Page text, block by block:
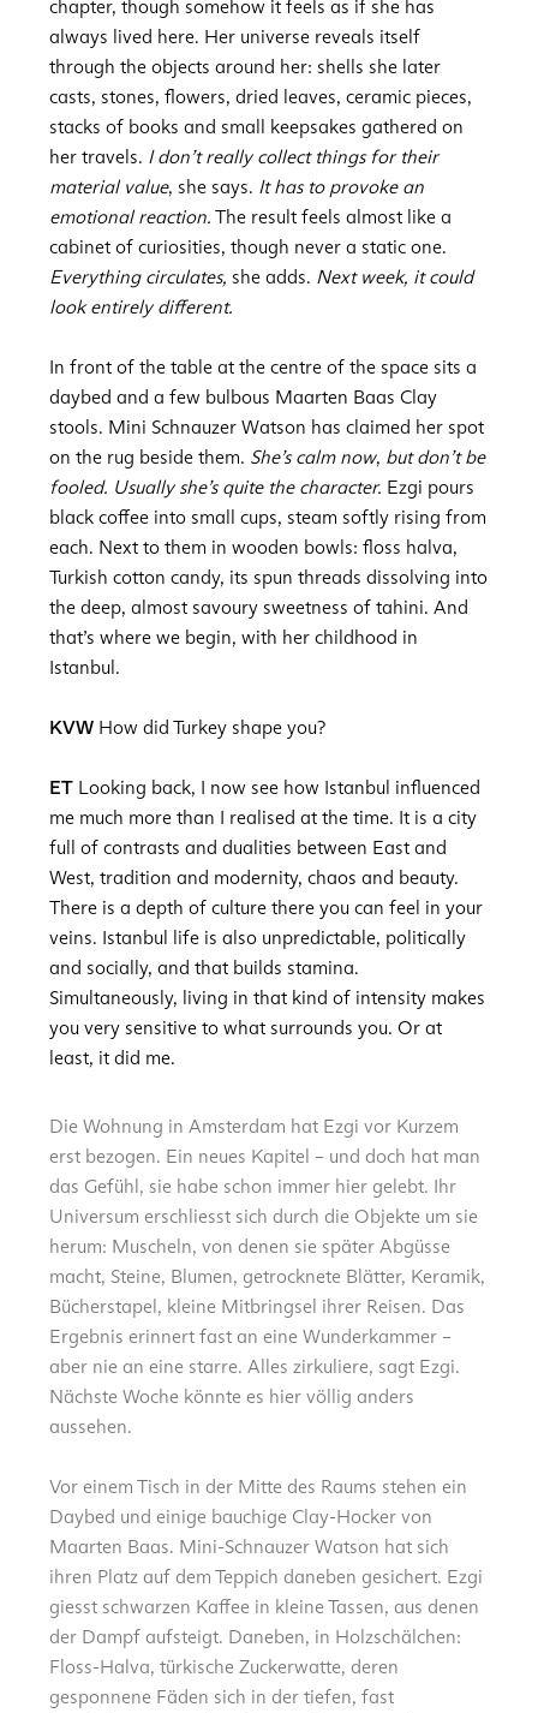
chapter, though somehow it feels as if she has
always lived here. Her universe reveals itself
through the objects around her: shells she later
casts, stones, flowers, dried leaves, ceramic pieces,
stacks of books and small keepsakes gathered on
her travels. I don’t really collect things for their
material value, she says. It has to provoke an
emotional reaction. The result feels almost like a
cabinet of curiosities, though never a static one.
Everything circulates, she adds. Next week, it could
look entirely different.
In front of the table at the centre of the space sits a
daybed and a few bulbous Maarten Baas Clay
stools. Mini Schnauzer Watson has claimed her spot
on the rug beside them. She’s calm now, but don’t be
fooled. Usually she’s quite the character. Ezgi pours
black coffee into small cups, steam softly rising from
each. Next to them in wooden bowls: floss halva,
Turkish cotton candy, its spun threads dissolving into
the deep, almost savoury sweetness of tahini. And
that’s where we begin, with her childhood in
Istanbul.
KVW How did Turkey shape you?
ET Looking back, I now see how Istanbul influenced
me much more than I realised at the time. It is a city
full of contrasts and dualities between East and
West, tradition and modernity, chaos and beauty.
There is a depth of culture there you can feel in your
veins. Istanbul life is also unpredictable, politically
and socially, and that builds stamina.
Simultaneously, living in that kind of intensity makes
you very sensitive to what surrounds you. Or at
least, it did me.
Die Wohnung in Amsterdam hat Ezgi vor Kurzem
erst bezogen. Ein neues Kapitel – und doch hat man
das Gefühl, sie habe schon immer hier gelebt. Ihr
Universum erschliesst sich durch die Objekte um sie
herum: Muscheln, von denen sie später Abgüsse
macht, Steine, Blumen, getrocknete Blätter, Keramik,
Bücherstapel, kleine Mitbringsel ihrer Reisen. Das
Ergebnis erinnert fast an eine Wunderkammer –
aber nie an eine starre. Alles zirkuliere, sagt Ezgi.
Nächste Woche könnte es hier völlig anders
aussehen.
Vor einem Tisch in der Mitte des Raums stehen ein
Daybed und einige bauchige Clay-Hocker von
Maarten Baas. Mini-Schnauzer Watson hat sich
ihren Platz auf dem Teppich daneben gesichert. Ezgi
giesst schwarzen Kaffee in kleine Tassen, aus denen
der Dampf aufsteigt. Daneben, in Holzschälchen:
Floss-Halva, türkische Zuckerwatte, deren
gesponnene Fäden sich in der tiefen, fast